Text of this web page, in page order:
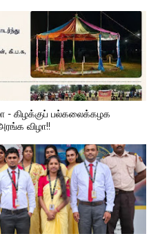
- கிழக்குப் பல்கலைக்கழக
விழா!!